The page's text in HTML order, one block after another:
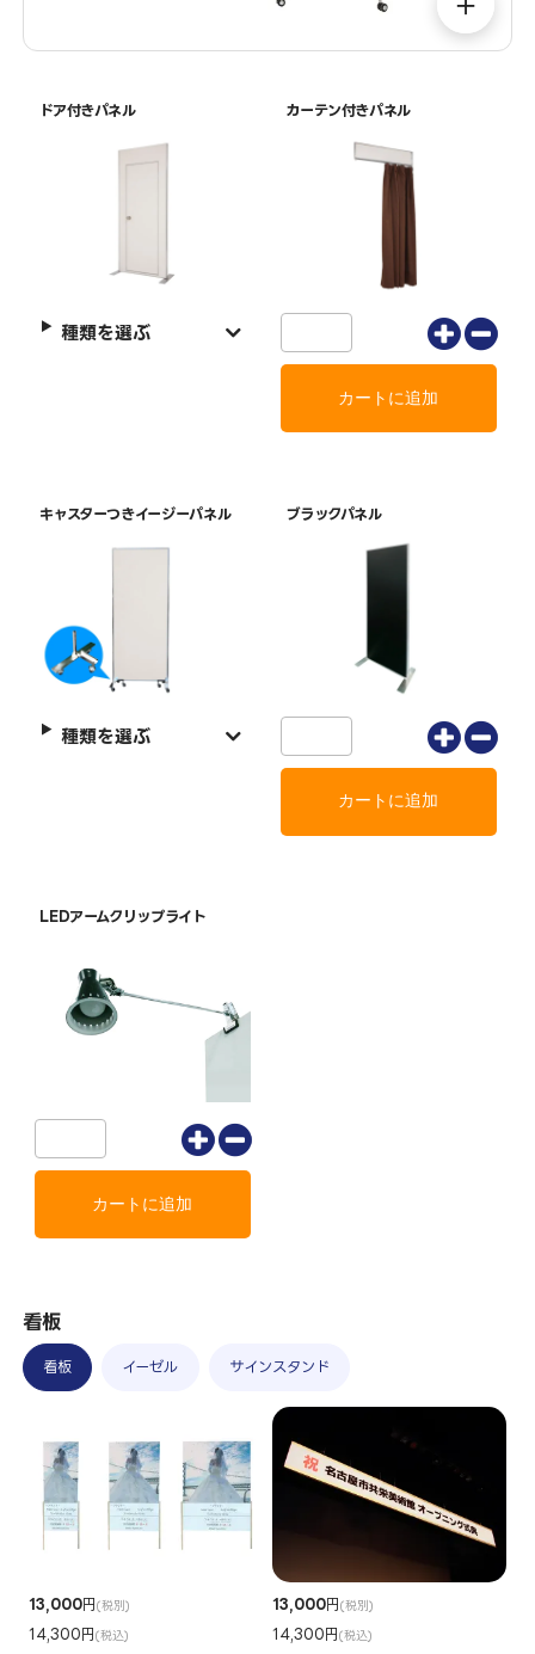
ドア付きパネル
種類を選ぶ
カーテン付きパネル
キャスターつきイージーパネル
種類を選ぶ
ブラックパネル
LEDアームクリップライト
看板
看板 イーゼル サインスタンド
13,000円(税別)
14,300円(税込)
13,000円(税別)
14,300円(税込)